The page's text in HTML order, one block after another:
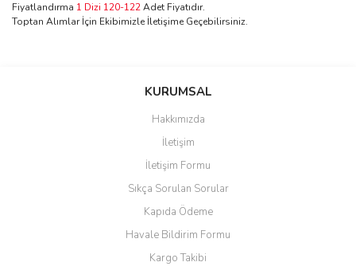
Fiyatlandırma 1 Dizi 120-122Adet Fiyatıdır.
Toptan Alımlar İçin Ekibimizle İletişime Geçebilirsiniz.
Bu ürüne ilk yorumu siz yapın!
Yorum Yaz
Ürün resmi kalitesiz, bozuk veya görüntülenemiyor.
Ürün açıklamasında eksik bilgiler bulunuyor.
Ürün bilgilerinde hatalar bulunuyor.
Ürün fiyatı diğer sitelerden daha pahalı.
Bu ürüne benzer farklı alternatifler olmalı.
KURUMSAL
Hakkımızda
İletişim
İletişim Formu
Sıkça Sorulan Sorular
Kapıda Ödeme
Havale Bildirim Formu
Kargo Takibi